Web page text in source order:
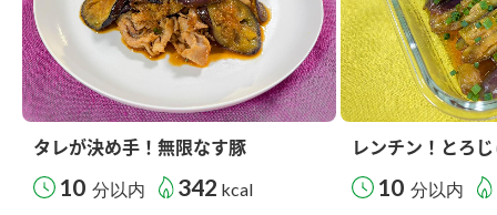
タレが決め手！無限なす豚
10 分以内 342 kcal
レンチン！とろ
10 分以内